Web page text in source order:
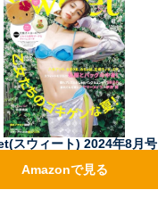
スウィート) 2024年8月号
Amazonで見る